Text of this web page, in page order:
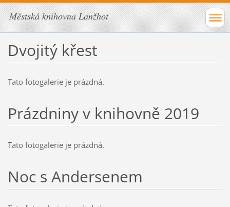
Městská knihovna Lanžhot
Dvojitý křest
Tato fotogalerie je prázdná.
Prázdniny v knihovně 2019
Tato fotogalerie je prázdná.
Noc s Andersenem